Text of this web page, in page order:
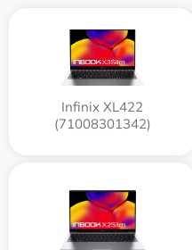
Infinix XL422
(71008301342)